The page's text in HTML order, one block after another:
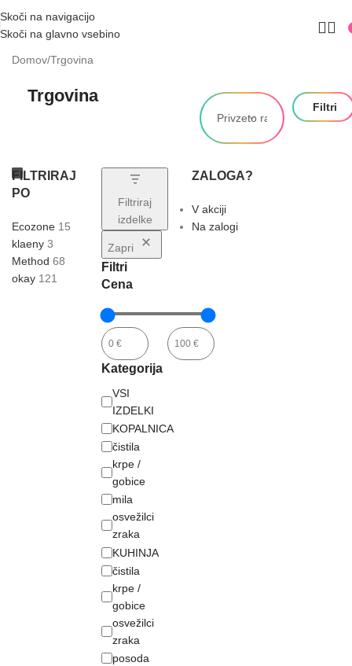
Skoči na navigacijo
Skoči na glavno vsebino
NOVA SPLETNA STRAN JE TU!
Domov Trgovina
Trgovina
Filtri
FILTRIRAJ
PO
Ecozone 15
klaeny 3
Method 68
okay 121
Filtriraj
izdelke
Zapri
Filtri
Cena
Kategorija
VSI
IZDELKI
KOPALNICA
čistila
krpe /
gobice
mila
osvežilci
zraka
KUHINJA
čistila
krpe /
gobice
osvežilci
zraka
posoda
ZALOGA?
V akciji
Na zalogi